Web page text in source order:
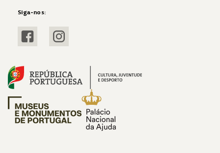
Siga-nos:
Visitar FacebookVisitar Instagram